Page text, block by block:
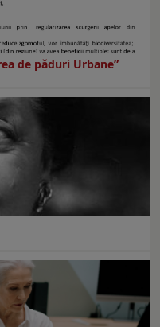
de păduri Urbane”